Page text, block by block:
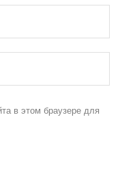
в этом браузере для